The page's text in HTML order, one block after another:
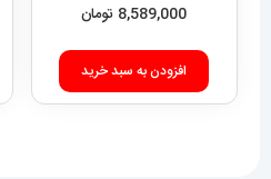
8,589,000 تومان
افزودن به سبد خرید